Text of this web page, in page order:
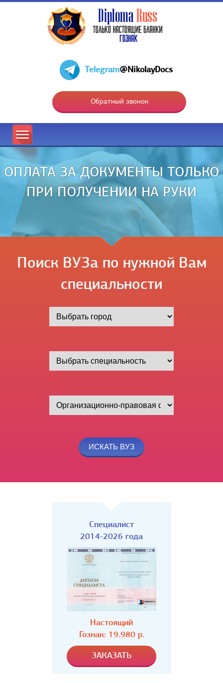
Telegram@NikolayDocs
Обратный звонок
ОПЛАТА ЗА ДОКУМЕНТЫ ТОЛЬКО
ПРИ ПОЛУЧЕНИИ НА РУКИ
Поиск ВУЗа по нужной Вам
специальности
Специалист
2014-2026 года
Настоящий
Гознак: 19.980 р.